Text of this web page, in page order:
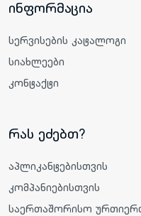
ინფორმაცია
სერვისების კატალოგი
სიახლეები
კონტაქტი
რას ეძებთ?
აპლიკანტებისთვის
კომპანიებისთვის
საერთაშორისო